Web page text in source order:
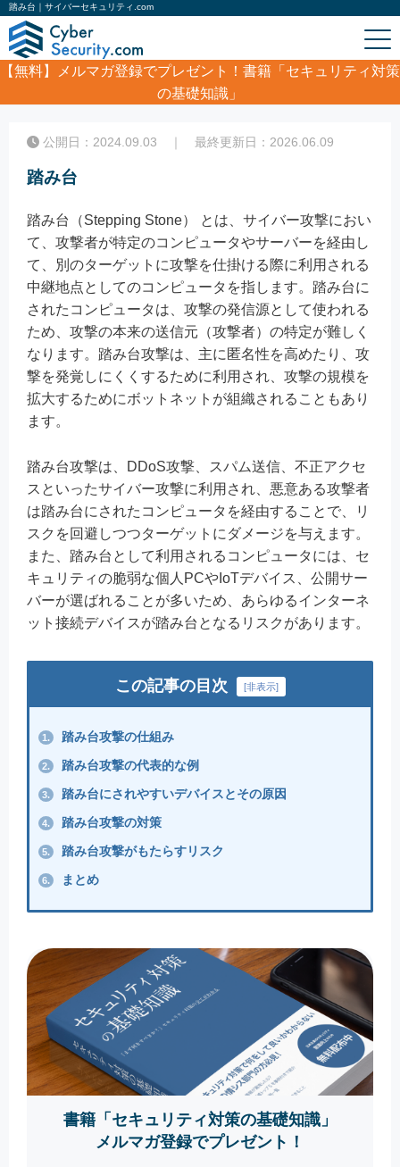
踏み台｜サイバーセキュリティ.com
【無料】
メルマガ登録でプレゼント！書籍「セキュリティ対策
の基礎知識」
踏み台
公開日：2024.09.03 ｜ 最終更新日：2026.06.09
踏み台
踏み台（Stepping Stone） とは、サイバー攻撃におい
て、攻撃者が特定のコンピュータやサーバーを経由し
て、別のターゲットに攻撃を仕掛ける際に利用される
中継地点としてのコンピュータを指します。踏み台に
されたコンピュータは、攻撃の発信源として使われる
ため、攻撃の本来の送信元（攻撃者）の特定が難しく
なります。踏み台攻撃は、主に匿名性を高めたり、攻
撃を発覚しにくくするために利用され、攻撃の規模を
拡大するためにボットネットが組織されることもあり
ます。
踏み台攻撃は、DDoS攻撃、スパム送信、不正アクセ
スといったサイバー攻撃に利用され、悪意ある攻撃者
は踏み台にされたコンピュータを経由することで、リ
スクを回避しつつターゲットにダメージを与えます。
また、踏み台として利用されるコンピュータには、セ
キュリティの脆弱な個人PCやIoTデバイス、公開サー
バーが選ばれることが多いため、あらゆるインターネ
ット接続デバイスが踏み台となるリスクがあります。
この記事の目次 [非表示]
1. 踏み台攻撃の仕組み
2. 踏み台攻撃の代表的な例
3. 踏み台にされやすいデバイスとその原因
4. 踏み台攻撃の対策
5. 踏み台攻撃がもたらすリスク
6. まとめ
書籍「セキュリティ対策の基礎知識」
メルマガ登録でプレゼント！